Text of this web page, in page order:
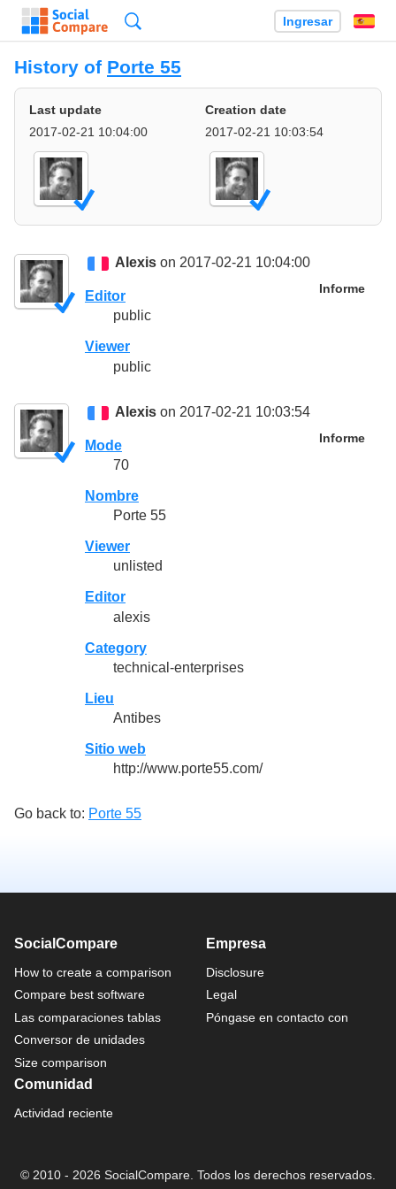
Ingresar
History of Porte 55
Last update
2017-02-21 10:04:00
Creation date
2017-02-21 10:03:54
Alexis on 2017-02-21 10:04:00
Informe
Editor
public
Viewer
public
Alexis on 2017-02-21 10:03:54
Informe
Mode
70
Nombre
Porte 55
Viewer
unlisted
Editor
alexis
Category
technical-enterprises
Lieu
Antibes
Sitio web
http://www.porte55.com/
Go back to: Porte 55
SocialCompare
How to create a comparison
Compare best software
Las comparaciones tablas
Conversor de unidades
Size comparison
Empresa
Disclosure
Legal
Póngase en contacto con
Comunidad
Actividad reciente
© 2010 - 2026 SocialCompare. Todos los derechos reservados.